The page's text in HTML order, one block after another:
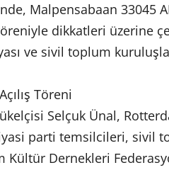
Malpensabaan 33045
dikkatleri üzerine
ve sivil toplum
Töreni
Selçuk Ünal,
parti temsilcileri, sivil
Kültür Dernekleri